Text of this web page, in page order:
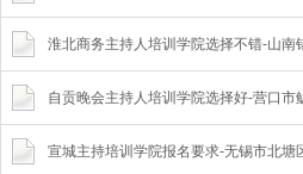
淮北商务主持人培训学院选择不错-山南
自贡晚会主持人培训学院选择好-营口市
宣城主持培训学院报名要求-无锡市北塘